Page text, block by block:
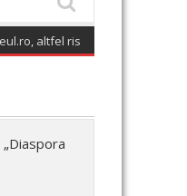
riscă să piardă bani de la